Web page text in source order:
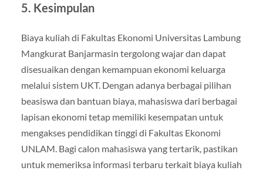
5. Kesimpulan
Biaya kuliah di Fakultas Ekonomi Universitas Lambung
Mangkurat Banjarmasin tergolong wajar dan dapat
disesuaikan dengan kemampuan ekonomi keluarga
melalui sistem UKT. Dengan adanya berbagai pilihan
beasiswa dan bantuan biaya, mahasiswa dari berbagai
lapisan ekonomi tetap memiliki kesempatan untuk
mengakses pendidikan tinggi di Fakultas Ekonomi
UNLAM. Bagi calon mahasiswa yang tertarik, pastikan
untuk memeriksa informasi terbaru terkait biaya kuliah